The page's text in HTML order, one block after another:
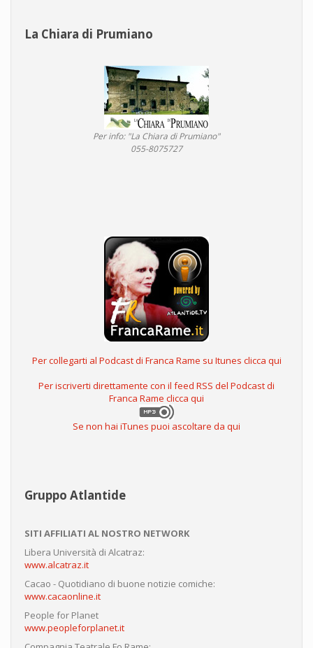
La Chiara di Prumiano
Per info: "La Chiara di Prumiano"
055-8075727
Per collegarti al Podcast di Franca Rame su Itunes clicca qui
Per iscriverti direttamente con il feed RSS del Podcast di
Franca Rame clicca qui
Se non hai iTunes puoi ascoltare da qui
Gruppo Atlantide
SITI AFFILIATI AL NOSTRO NETWORK
Libera Università di Alcatraz:
www.alcatraz.it
Cacao - Quotidiano di buone notizie comiche:
www.cacaonline.it
People for Planet
www.peopleforplanet.it